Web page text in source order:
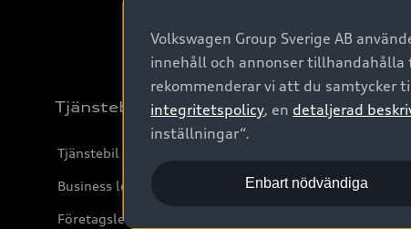
Tjänstebil
Tjänstebil
Business lease online
Företagsleasing
Volkswagen Group Sverige AB
innehåll och annonser tillhandahålla
rekommenderar vi att du samtycker
integritetspolicy, en detaljerad
inställningar“.
Enbart nödvändiga